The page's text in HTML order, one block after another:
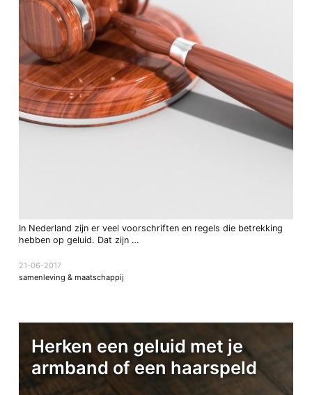
In Nederland zijn er veel voorschriften en regels die betrekking
hebben op geluid. Dat zijn …
21-06-2017
samenleving & maatschappij
Herken een geluid met je
armband of een haarspeld